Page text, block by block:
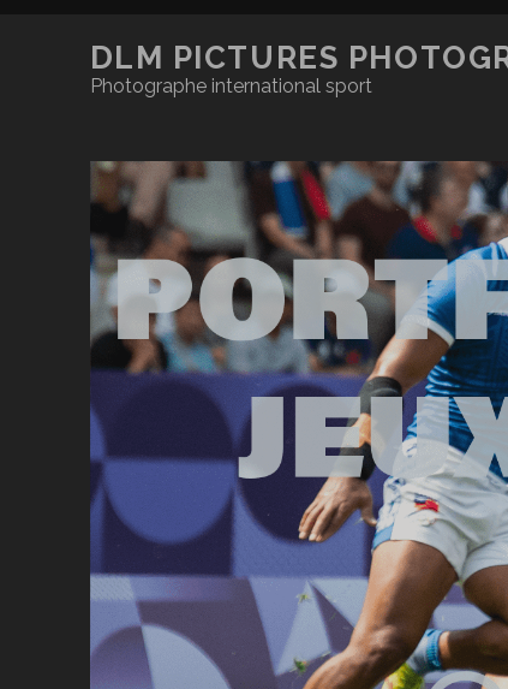
DLM PICTURES
Photographe international sport